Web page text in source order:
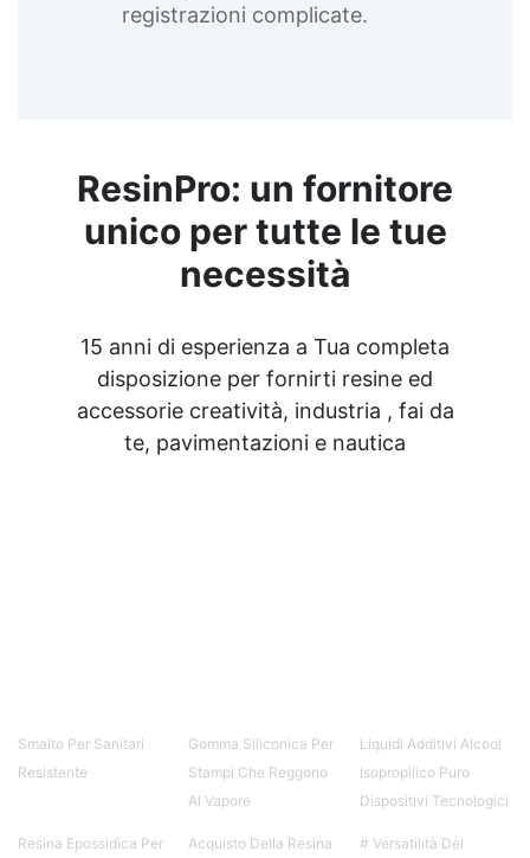
registrazioni complicate.
ResinPro: un fornitore
unico per tutte le tue
necessità
15 anni di esperienza a Tua completa
disposizione per fornirti resine ed
accessorie creatività, industria , fai da
te, pavimentazioni e nautica
Smalto Per Sanitari
Resistente
Gomma Siliconica Per
Stampi Che Reggono
Al Vapore
Liquidi Additivi Alcool
Isopropilico Puro
Dispositivi Tecnologici
Resina Epossidica Per
Acquisto Della Resina
# Versatilità Del